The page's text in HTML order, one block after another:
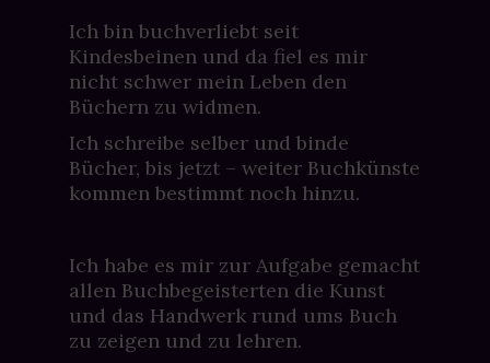
Ich bin buchverliebt seit
Kindesbeinen und da fiel es mir
nicht schwer mein Leben den
Büchern zu widmen.
Ich schreibe selber und binde
Bücher, bis jetzt – weiter Buchkünste
kommen bestimmt noch hinzu.
Ich habe es mir zur Aufgabe gemacht
allen Buchbegeisterten die Kunst
und das Handwerk rund ums Buch
zu zeigen und zu lehren.